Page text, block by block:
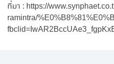
ที่มา : https://
ramintra/